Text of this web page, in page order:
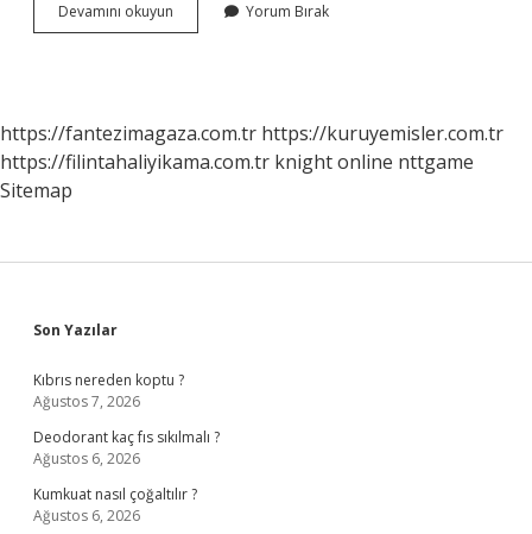
Devamını okuyun
Çeşitleri
Yorum Bırak
https://fantezimagaza.com.tr https://kuruyemisler.com.tr
https://filintahaliyikama.com.tr knight online nttgame
Sitemap
Sidebar
Son Yazılar
Kıbrıs nereden koptu ?
Ağustos 7, 2026
Deodorant kaç fıs sıkılmalı ?
Ağustos 6, 2026
Kumkuat nasıl çoğaltılır ?
Ağustos 6, 2026